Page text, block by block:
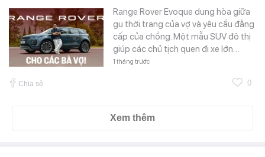
Range Rover Evoque dung hòa giữa
gu thời trang của vợ và yêu cầu đẳng
cấp của chồng. Một mẫu SUV đô thị
giúp các chủ tịch quen đi xe lớn…
1 tháng trước
Chia sẻ 0
Xem thêm